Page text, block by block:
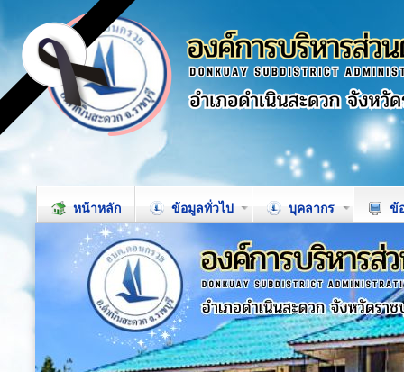
หน้าหลัก ข้อมูลทั่วไป บุคลากร ข้